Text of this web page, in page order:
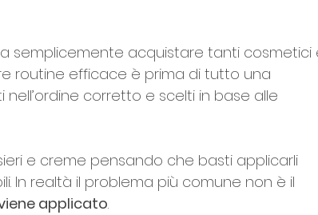
semplicemente acquistare tanti cosmetici
routine efficace è prima di tutto una
nell’ordine corretto e scelti in base alle
e creme pensando che basti applicarli
In realtà il problema più comune non è il
applicato.